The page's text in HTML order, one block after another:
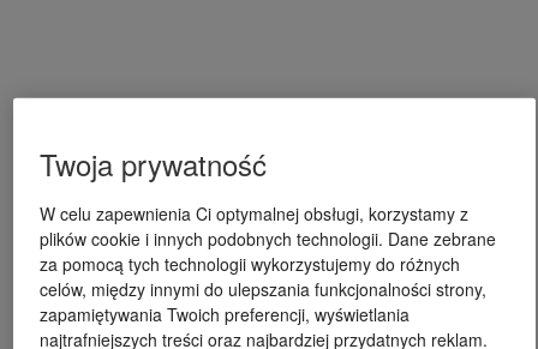
Twoja prywatność
W celu zapewnienia Ci optymalnej obsługi, korzystamy z
plików cookie i innych podobnych technologii. Dane zebrane
za pomocą tych technologii wykorzystujemy do różnych
celów, między innymi do ulepszania funkcjonalności strony,
zapamiętywania Twoich preferencji, wyświetlania
najtrafniejszych treści oraz najbardziej przydatnych reklam.